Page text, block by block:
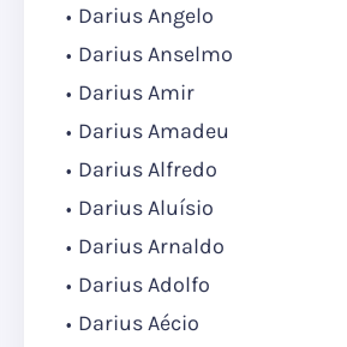
Darius Angelo
Darius Anselmo
Darius Amir
Darius Amadeu
Darius Alfredo
Darius Aluísio
Darius Arnaldo
Darius Adolfo
Darius Aécio